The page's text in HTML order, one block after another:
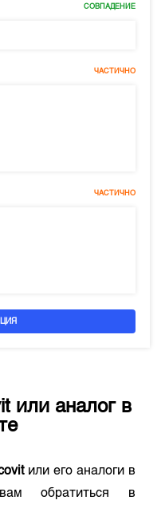
СОВПАДЕНИЕ
ЧАСТИЧНО
ЧАСТИЧНО
или аналог в
или его аналоги в
обратиться в